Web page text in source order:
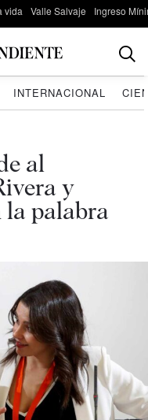
vida Valle Salvaje Ingreso
INTERNACIONAL
al
y
la palabra